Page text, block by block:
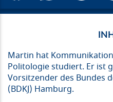
Martin hat
Politologie studiert. Er ist
Vorsitzender des Bundes
(BDKJ) Hamburg.